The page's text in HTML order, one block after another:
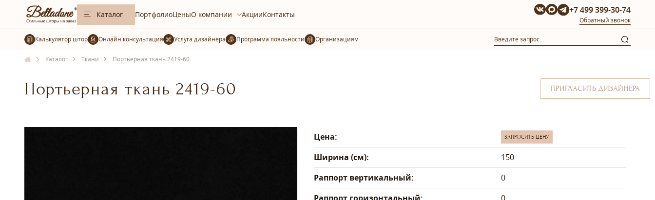
Каталог ПортфолиоЦеныО компании АкцииКонтакты +7 499 399-30-74
Обратный звонок
Калькулятор штор Услуга дизайнера Организациям
Каталог Ткани Портьерная ткань 2419-60
Портьерная ткань 2419-60 ПРИГЛАСИТЬ ДИЗАЙНЕРА
Цена: ЗАПРОСИТЬ ЦЕНУ
Ширина (см):
150
Раппорт вертикальный:
0